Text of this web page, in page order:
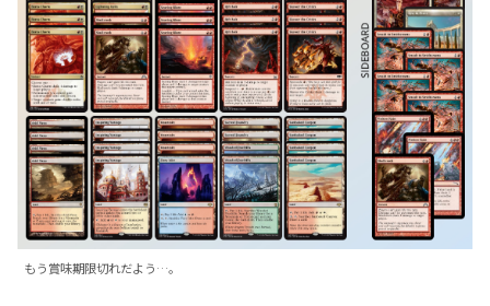
もう賞味期限切れだよう…。